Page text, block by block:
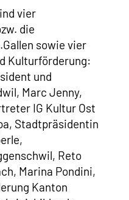
vier
die
sowie vier
Kulturförderung:
und
Marc Jenny,
IG Kultur Ost
Stadtpräsidentin
Reto
Marina Pondini,
Kanton